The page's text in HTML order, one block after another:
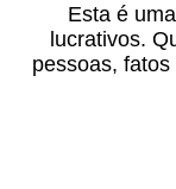
Esta é
lucrativos.
pessoas,